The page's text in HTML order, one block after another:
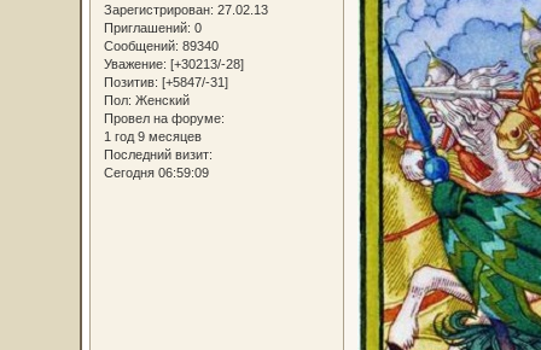
Зарегистрирован: 27.02.13
Приглашений: 0
Сообщений: 89340
Уважение: [+30213/-28]
Позитив: [+5847/-31]
Пол: Женский
Провел на форуме:
1 год 9 месяцев
Последний визит:
Сегодня 06:59:09